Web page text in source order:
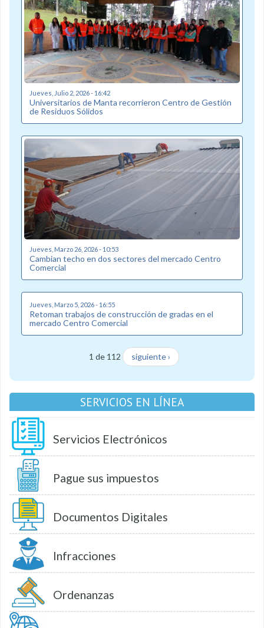
Jueves, Julio 2, 2026 - 16:42
Universitarios de Manta recorrieron Centro de Gestión
de Residuos Sólidos
Jueves, Marzo 26, 2026 - 10:53
Cambian techo en dos sectores del mercado Centro
Comercial
Jueves, Marzo 5, 2026 - 16:55
Retoman trabajos de construcción de gradas en el
mercado Centro Comercial
1 de 112 siguiente ›
SERVICIOS EN LÍNEA
Servicios Electrónicos
Pague sus impuestos
Documentos Digitales
Infracciones
Ordenanzas